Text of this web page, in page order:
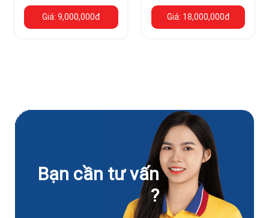
trên trẻ sơ sinh
Giá: 9,000,000đ
ngừng tuần hoàn
Giá: 18,000,000đ
Bạn cần tư vấn
?